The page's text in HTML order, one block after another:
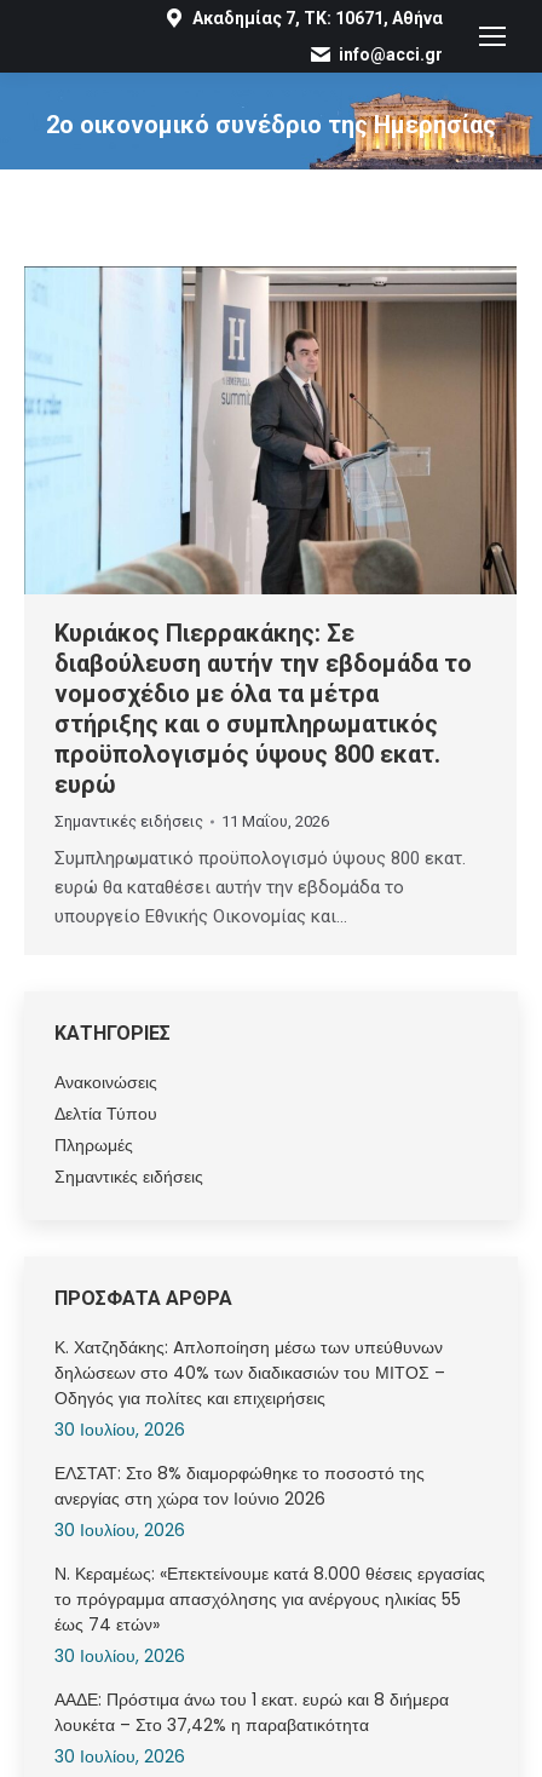
Ακαδημίας 7, ΤΚ: 10671, Αθήνα
info@acci.gr
2ο οικονομικό συνέδριο της Ημερησίας
You are here:
Κυριάκος Πιερρακάκης: Σε
διαβούλευση αυτήν την εβδομάδα το
νομοσχέδιο με όλα τα μέτρα
στήριξης και ο συμπληρωματικός
προϋπολογισμός ύψους 800 εκατ.
ευρώ
Σημαντικές ειδήσεις 11 Μαΐου, 2026
Συμπληρωματικό προϋπολογισμό ύψους 800 εκατ.
ευρώ θα καταθέσει αυτήν την εβδομάδα το
υπουργείο Εθνικής Οικονομίας και…
ΚΑΤΗΓΟΡΙΕΣ
Ανακοινώσεις
Δελτία Τύπου
Πληρωμές
Σημαντικές ειδήσεις
ΠΡΟΣΦΑΤΑ ΑΡΘΡΑ
Κ. Χατζηδάκης: Aπλοποίηση μέσω των υπεύθυνων
δηλώσεων στο 40% των διαδικασιών του ΜΙΤΟΣ –
Οδηγός για πολίτες και επιχειρήσεις
30 Ιουλίου, 2026
ΕΛΣΤΑΤ: Στο 8% διαμορφώθηκε το ποσοστό της
ανεργίας στη χώρα τον Ιούνιο 2026
30 Ιουλίου, 2026
Ν. Κεραμέως: «Επεκτείνουμε κατά 8.000 θέσεις εργασίας
το πρόγραμμα απασχόλησης για ανέργους ηλικίας 55
έως 74 ετών»
30 Ιουλίου, 2026
ΑΑΔΕ: Πρόστιμα άνω του 1 εκατ. ευρώ και 8 διήμερα
λουκέτα – Στο 37,42% η παραβατικότητα
30 Ιουλίου, 2026